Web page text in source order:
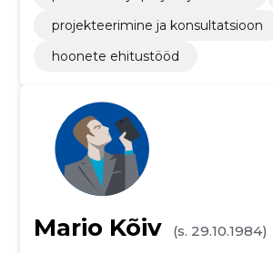
projekteerimine ja konsultatsioon
hoonete ehitustööd
Mario Kõiv
(s. 29.10.1984)